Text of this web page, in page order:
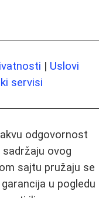
| Uslovi
servisi
odgovornost
ovog
sajtu pružaju se
u pogledu